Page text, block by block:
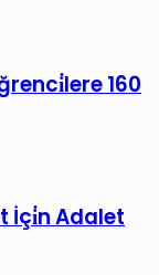
160
İçi̇n Adalet